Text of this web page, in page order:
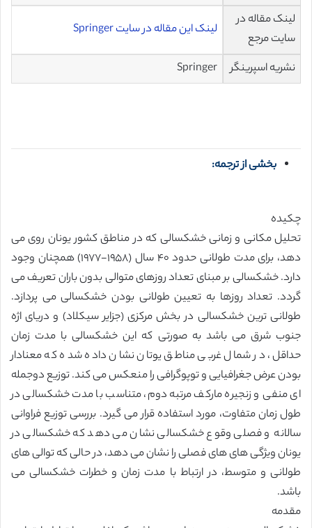
لینک مقاله در
سایت مرجع
لینک این مقاله در سایت Springer
نشریه اسپرینگر Springer
بخشی از ترجمه:
چکیده
تحلیل مکانی و زمانی خشکسالی که در مناطق کشور یونان روی می
دهد، برای مدت طولانی حدود ۴٠ سال (١٩۵٨-١٩٧٧) همچنان وجود
دارد. خشکسالی بر مبنای تعداد روزهای متوالی بدون باران تعریف می
گردد. تعداد روزها به تعیین طولانی بودن خشکسالی می پردازد.
طولانی ترین خشکسالی در بخش مرکزی (جزایر سیکلاد) و دریای اژه
جنوب شرق می باشد به صورتی که این خشکسالی با مدت زمان
حداقل، در شمال غربی مناطق یوتان نشان داده شده که معنادار
بودن عرض جغرافیایی و توپوگرافی را منعکس می کند. توزیع دوجمله
ای منفی و زنجیره مارکف مرتبه دوم، متناسب با مدت خشکسالی در
طول زمان متفاوت، مورد استفاده قرار می گیرد. بررسی توزیع فراوانی
سالانه و فصلی وقوع خشکسالی نشان می دهد که خشکسالی در
یونان ویژگی های های فصلی را نشان می دهد، در حالی که توالی های
طولانی و متوسط، در ارتباط با مدت زمان و خطرات خشکسالی می
باشد.
مقدمه